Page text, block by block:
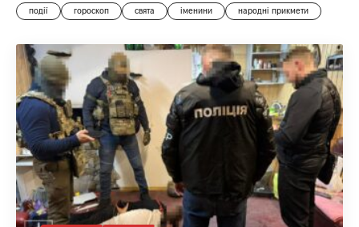
події гороскоп свята іменини народні прикмети